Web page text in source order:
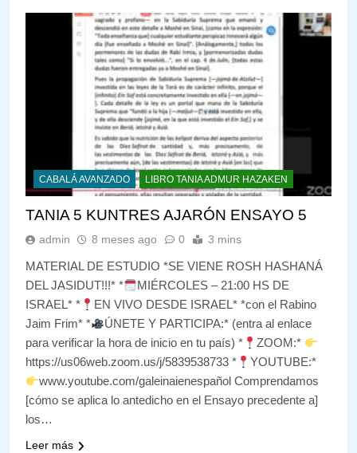
CABALÁ AVANZADO LIBRO TANIA ADMUR HAZAKEN
TANIA 5 KUNTRES AJARÓN ENSAYO 5
admin 8 meses ago 0 3 mins
MATERIAL DE ESTUDIO *SE VIENE ROSH HASHANÁ
DEL JASIDUT!!!* *
MIÉRCOLES – 21:00 HS DE
ISRAEL* *
EN VIVO DESDE ISRAEL* *con el Rabino
Jaim Frim* *
ÚNETE Y PARTICIPA:* (entra al enlace
para verificar la hora de inicio en tu país) *
ZOOM:*
https://us06web.zoom.us/j/5839538733 *
YOUTUBE:*
www.youtube.com/galeinaienespañol Comprendamos
[cómo se aplica lo antedicho en el Ensayo precedente a]
los…
Leer más